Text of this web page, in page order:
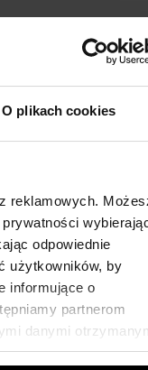
O plikach cookies
reklamowych.
odpowiednie
użytkowników, by
informujące o
partnerom
danymi